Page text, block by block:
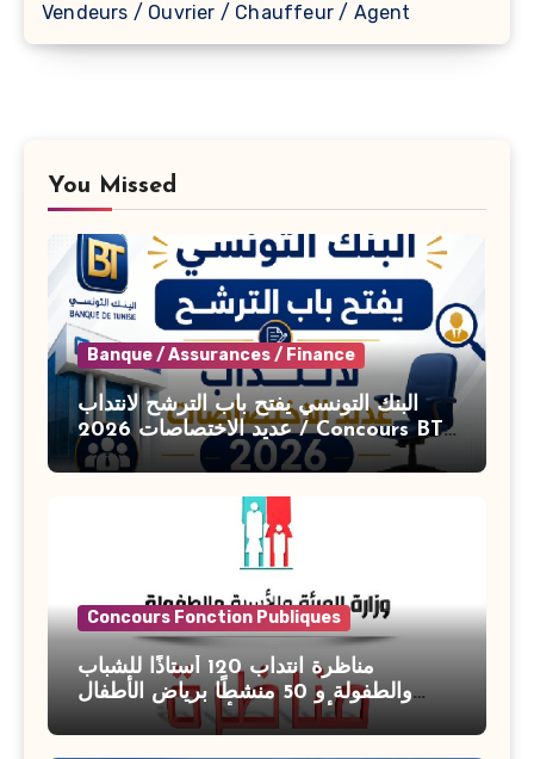
Vendeurs / Ouvrier / Chauffeur / Agent
You Missed
Banque / Assurances / Finance
البنك التونسي يفتح باب الترشح لانتداب
عديد الاختصاصات 2026 / Concours BT
Banque de Tunisie 2026
Concours Fonction Publiques
مناظرة انتداب 120 أستاذًا للشباب
والطفولة و 50 منشطًا برياض الأطفال
بوزارة الأسرة والمرأة والطفولة وكبار
السن آخر أجل للتسجيل : 27 جويلية 2026